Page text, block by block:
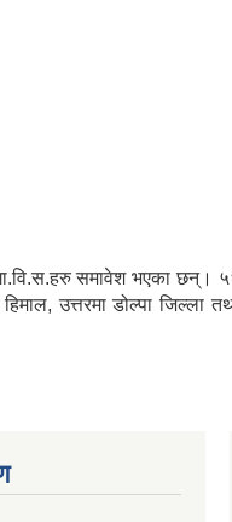
समावेश भएका छन्।
उत्तरमा डोल्पा जिल्ला